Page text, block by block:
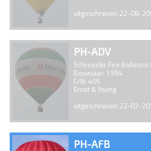
uitgeschreven 22-08-
PH-ADV
Schroeder Fire Balloons
Bouwjaar: 1994
C/N: 405
Ernst & Young
uitgeschreven 22-07-
PH-AFB